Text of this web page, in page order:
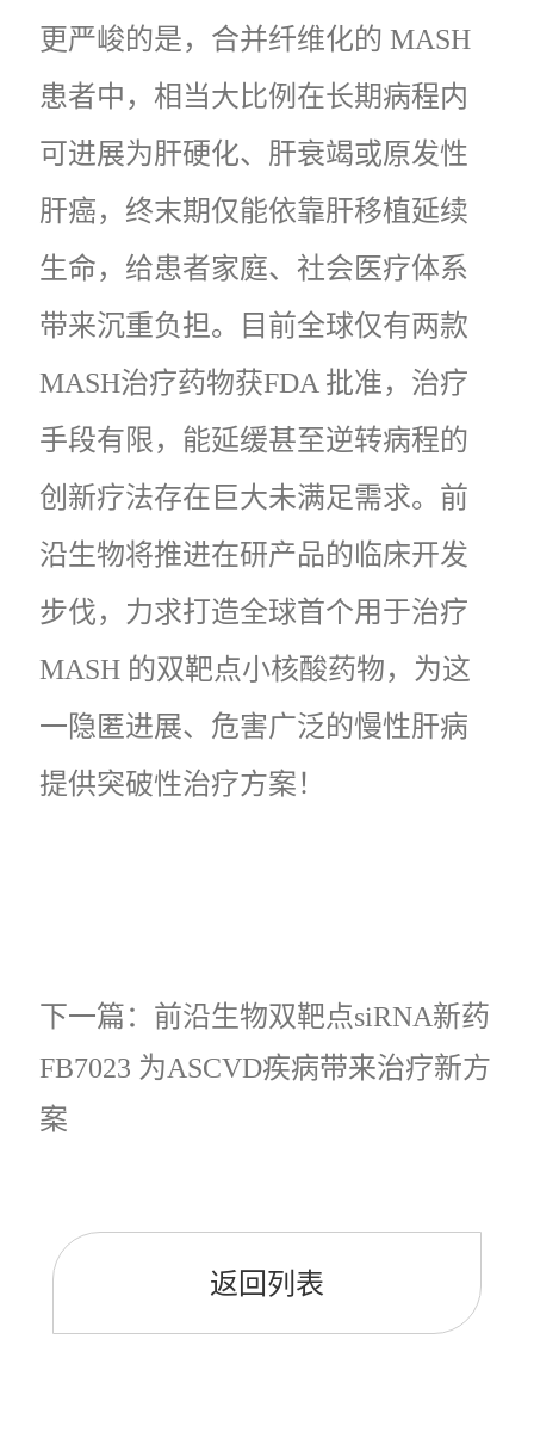
更严峻的是，合并纤维化的 MASH
患者中，相当大比例在长期病程内
可进展为肝硬化、肝衰竭或原发性
肝癌，终末期仅能依靠肝移植延续
生命，给患者家庭、社会医疗体系
带来沉重负担。目前全球仅有两款
MASH治疗药物获FDA 批准，治疗
手段有限，能延缓甚至逆转病程的
创新疗法存在巨大未满足需求。前
沿生物将推进在研产品的临床开发
步伐，力求打造全球首个用于治疗
MASH 的双靶点小核酸药物，为这
一隐匿进展、危害广泛的慢性肝病
提供突破性治疗方案！
下一篇：前沿生物双靶点siRNA新药
FB7023 为ASCVD疾病带来治疗新方
案
返回列表